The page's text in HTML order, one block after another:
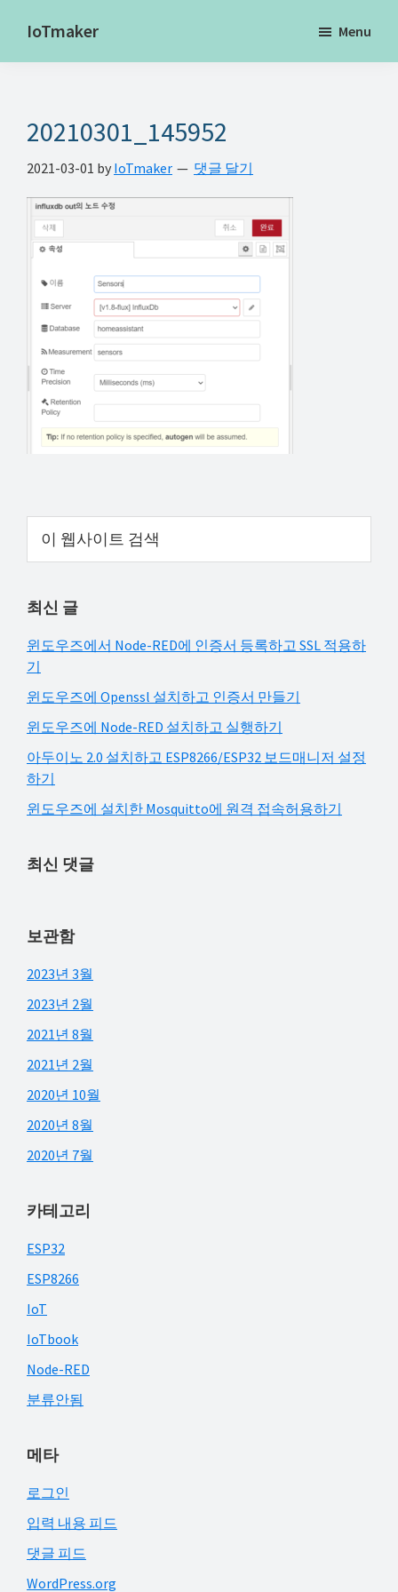
main
primary
footer
IoTmaker
터
대
모
든
것
여
기
서
해
요!
Menu
20210301_145952
2021-03-01 by IoTmaker 댓글 달기
Primary
Sidebar
트
색
최신 글
윈도우즈에서 Node-RED에 인증서 등록하고 SSL 적용하
기
윈도우즈에 Openssl 설치하고 인증서 만들기
윈도우즈에 Node-RED 설치하고 실행하기
아두이노 2.0 설치하고 ESP8266/ESP32 보드매니저 설정
하기
윈도우즈에 설치한 Mosquitto에 원격 접속허용하기
최신 댓글
보관함
2023년 3월
2023년 2월
2021년 8월
2021년 2월
2020년 10월
2020년 8월
2020년 7월
카테고리
ESP32
ESP8266
IoT
IoTbook
Node-RED
분류안됨
메타
로그인
입력 내용 피드
댓글 피드
WordPress.org